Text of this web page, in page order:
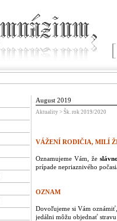
August 2019
Aktuality > Šk. rok 2019/2020
VÁŽENÍ RODIČIA, MILÍ
Oznamujeme Vám, že
prípade nepriaznivého
OZNAM
Dovoľujeme si Vám
jedálni môžu objednať